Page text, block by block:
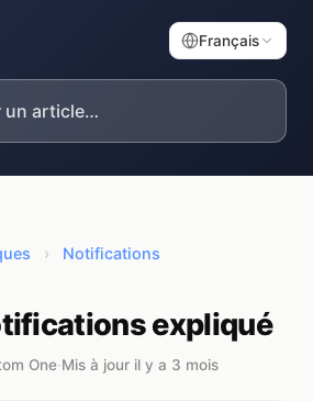
Français
› Notifications
expliqué
One·Mis à jour il y a 3 mois